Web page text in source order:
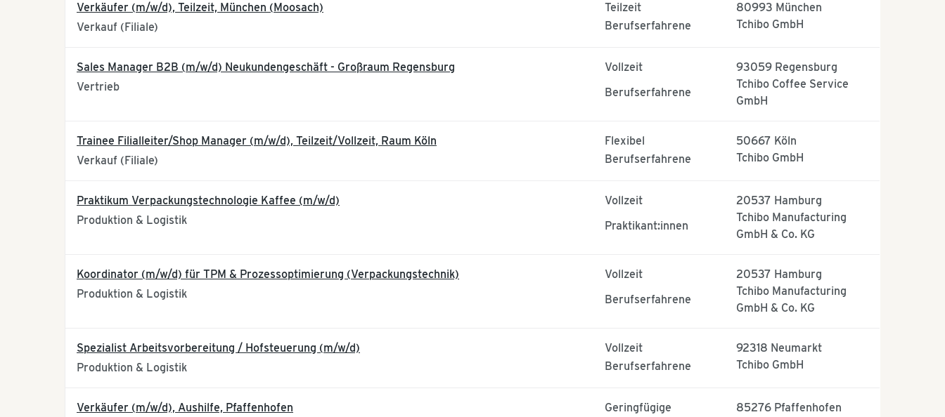
Verkäufer (m/w/d), Teilzeit, München (Moosach)
Verkauf (Filiale)
Teilzeit
Berufserfahrene
80993 München
Tchibo GmbH
Sales Manager B2B (m/w/d) Neukundengeschäft - Großraum Regensburg
Vertrieb
Vollzeit
Berufserfahrene
93059 Regensburg
Tchibo Coffee Service
GmbH
Trainee Filialleiter/Shop Manager (m/w/d), Teilzeit/Vollzeit, Raum Köln
Verkauf (Filiale)
Flexibel
Berufserfahrene
50667 Köln
Tchibo GmbH
Praktikum Verpackungstechnologie Kaffee (m/w/d)
Produktion & Logistik
Vollzeit
Praktikant:innen
20537 Hamburg
Tchibo Manufacturing
GmbH & Co. KG
Koordinator (m/w/d) für TPM & Prozessoptimierung (Verpackungstechnik)
Produktion & Logistik
Vollzeit
Berufserfahrene
20537 Hamburg
Tchibo Manufacturing
GmbH & Co. KG
Spezialist Arbeitsvorbereitung / Hofsteuerung (m/w/d)
Produktion & Logistik
Vollzeit
Berufserfahrene
92318 Neumarkt
Tchibo GmbH
Verkäufer (m/w/d), Aushilfe, Pfaffenhofen
Geringfügige
85276 Pfaffenhofen